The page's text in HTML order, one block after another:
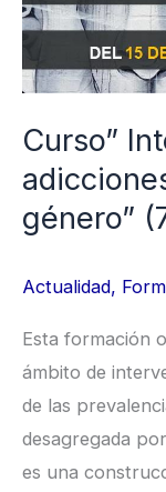
Curso”
género”
Actualidad,
Esta formación
ámbito de
de las
desagregada
es una
adicciones
igualdad
género”
(7ª
Edición)